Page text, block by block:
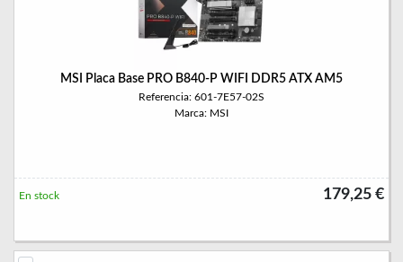
MSI Placa Base PRO B840-P WIFI DDR5 ATX AM5
Referencia: 601-7E57-02S
Marca: MSI
179,25 €
En stock